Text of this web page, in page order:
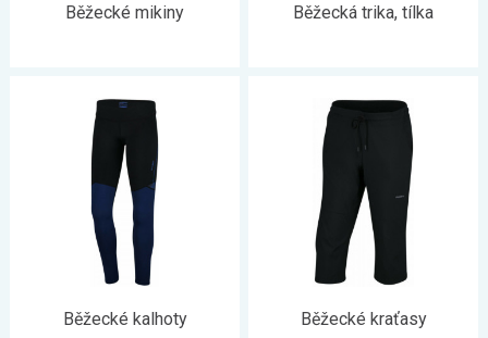
Běžecké mikiny Běžecká trika, tílka
Běžecké kalhoty Běžecké kraťasy